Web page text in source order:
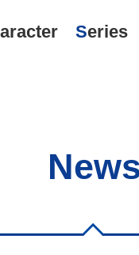
Series